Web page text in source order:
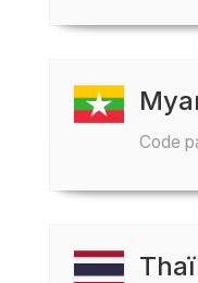
Code